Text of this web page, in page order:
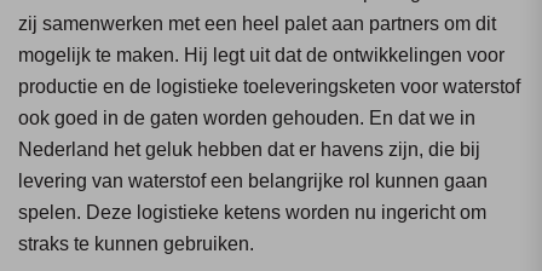
zij samenwerken met een heel palet aan partners om dit
mogelijk te maken. Hij legt uit dat de ontwikkelingen voor
productie en de logistieke toeleveringsketen voor waterstof
ook goed in de gaten worden gehouden. En dat we in
Nederland het geluk hebben dat er havens zijn, die bij
levering van waterstof een belangrijke rol kunnen gaan
spelen. Deze logistieke ketens worden nu ingericht om
straks te kunnen gebruiken.